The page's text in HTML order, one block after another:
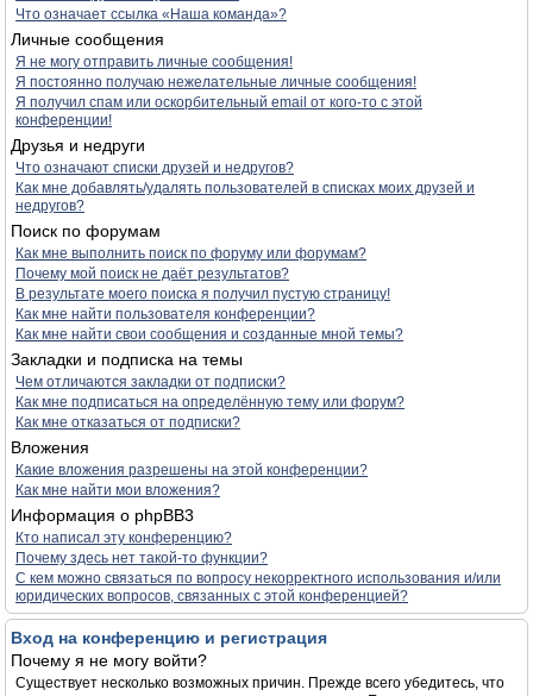
Что означает ссылка «Наша команда»?
Личные сообщения
Я не могу отправить личные сообщения!
Я постоянно получаю нежелательные личные сообщения!
Я получил спам или оскорбительный email от кого-то с этой
конференции!
Друзья и недруги
Что означают списки друзей и недругов?
Как мне добавлять/удалять пользователей в списках моих друзей и
недругов?
Поиск по форумам
Как мне выполнить поиск по форуму или форумам?
Почему мой поиск не даёт результатов?
В результате моего поиска я получил пустую страницу!
Как мне найти пользователя конференции?
Как мне найти свои сообщения и созданные мной темы?
Закладки и подписка на темы
Чем отличаются закладки от подписки?
Как мне подписаться на определённую тему или форум?
Как мне отказаться от подписки?
Вложения
Какие вложения разрешены на этой конференции?
Как мне найти мои вложения?
Информация о phpBB3
Кто написал эту конференцию?
Почему здесь нет такой-то функции?
С кем можно связаться по вопросу некорректного использования и/или
юридических вопросов, связанных с этой конференцией?
Вход на конференцию и регистрация
Почему я не могу войти?
Существует несколько возможных причин. Прежде всего убедитесь, что